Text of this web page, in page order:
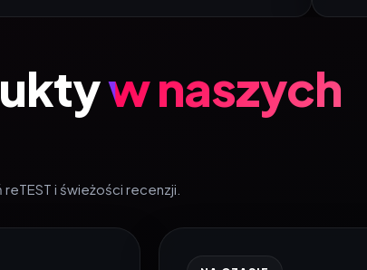
w naszych
i świeżości recenzji.